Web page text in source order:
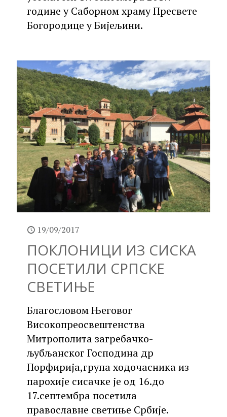
године у Саборном храму Пресвете
Богородице у Бијељини.
19/09/2017
ПОКЛОНИЦИ ИЗ СИСКА
ПОСЕТИЛИ СРПСКЕ
СВЕТИЊЕ
Благословом Његовог
Високопреосвештенства
Митрополита загребачко-
љубљанског Господина др
Порфирија,група ходочасника из
парохије сисачке је од 16.до
17.септембра посетила
православне светиње Србије.